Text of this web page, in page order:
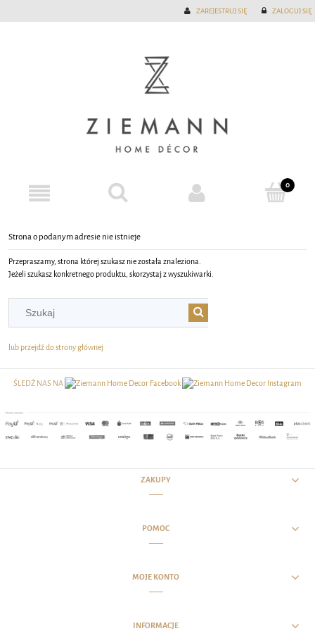
ZAREJESTRUJ SIĘ ZALOGUJ SIĘ
Strona o podanym adresie nie istnieje
Przepraszamy, strona której szukasz nie została znaleziona.
Jeżeli szukasz konkretnego produktu, skorzystaj z wyszukiwarki.
lub przejdź do strony głównej
ŚLEDŹ NAS NA
ZAKUPY
POMOC
MOJE KONTO
INFORMACJE